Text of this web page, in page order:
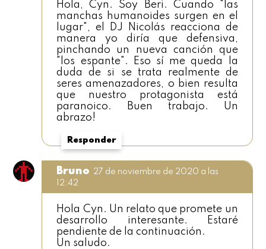
Hola, Cyn. Soy Beri. Cuando "las
manchas humanoides surgen en el
lugar", el DJ Nicolás reacciona de
manera yo diría que defensiva,
pinchando un nueva canción que
"los espante". Eso sí me queda la
duda de si se trata realmente de
seres amenazadores, o bien resulta
que nuestro protagonista está
paranoico. Buen trabajo. Un
abrazo!
Responder
Bruno 27 de noviembre de 2020 a las
12:42
Hola Cyn. Un relato que promete un
desarrollo interesante. Estaré
pendiente de la continuación.
Un saludo.